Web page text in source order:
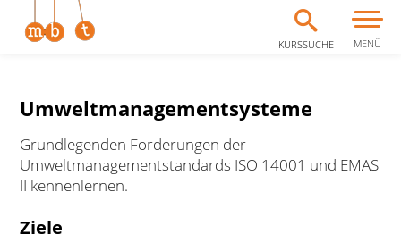
KURSSUCHE MENÜ
Umweltmanagementsysteme
Grundlegenden Forderungen der
Umweltmanagementstandards ISO 14001 und EMAS
II kennenlernen.
Ziele